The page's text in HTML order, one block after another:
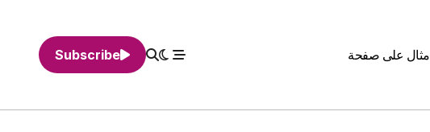
مثال على صفحة Subscribe